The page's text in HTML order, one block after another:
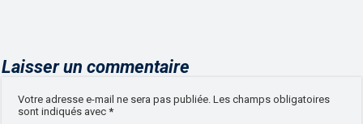
Laisser un commentaire
Votre adresse e-mail ne sera pas publiée. Les champs obligatoires
sont indiqués avec*